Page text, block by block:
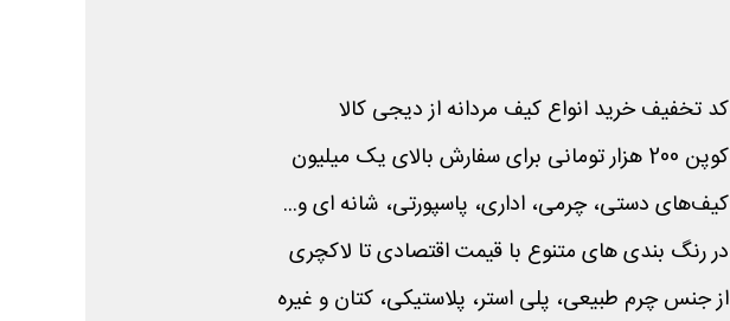
کد تخفیف خرید انواع کیف مردانه از دیجی کالا
کوپن 200 هزار تومانی برای سفارش بالای یک میلیون
کیف‌های دستی، چرمی، اداری، پاسپورتی، شانه ای و...
در رنگ بندی های متنوع با قیمت اقتصادی تا لاکچری
از جنس چرم طبیعی، پلی استر، پلاستیکی، کتان و غیره